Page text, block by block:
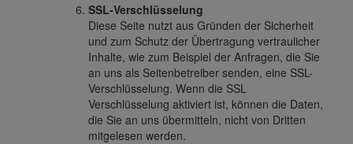
SSL-Verschlüsselung
Diese Seite nutzt aus Gründen der Sicherheit
und zum Schutz der Übertragung vertraulicher
Inhalte, wie zum Beispiel der Anfragen, die Sie
an uns als Seitenbetreiber senden, eine SSL-
Verschlüsselung. Wenn die SSL
Verschlüsselung aktiviert ist, können die Daten,
die Sie an uns übermitteln, nicht von Dritten
mitgelesen werden.